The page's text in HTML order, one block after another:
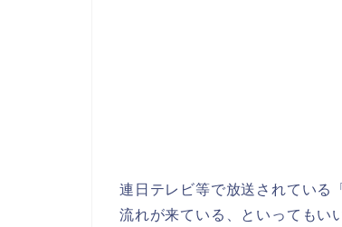
連日テレビ等で放送されている
流れが来ている、といってもい